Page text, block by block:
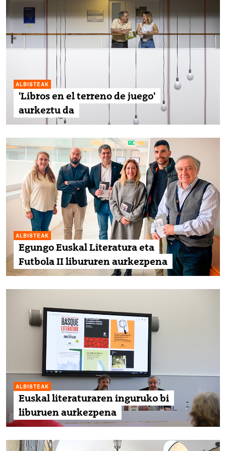
ALBISTEAK
'Libros en el terreno de juego'
aurkeztu da
ALBISTEAK
Egungo Euskal Literatura eta
Futbola II libururen aurkezpena
ALBISTEAK
Euskal literaturaren inguruko bi
liburuen aurkezpena